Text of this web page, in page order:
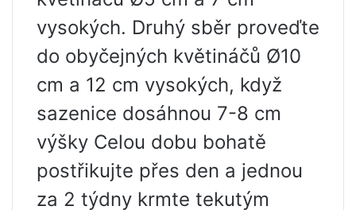
vysokých. Druhý sběr proveďte
do obyčejných květináčů Ø10
cm a 12 cm vysokých, když
sazenice dosáhnou 7-8 cm
výšky Celou dobu bohatě
postřikujte přes den a jednou
za 2 týdny krmte tekutým